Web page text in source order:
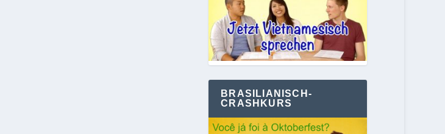
BRASILIANISCH-
CRASHKURS